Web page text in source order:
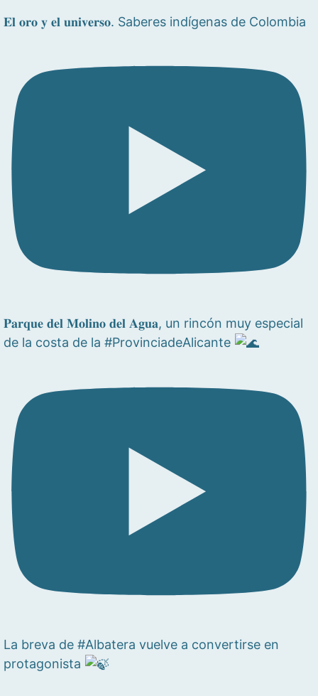
𝐄𝐥 𝐨𝐫𝐨 𝐲 𝐞𝐥 𝐮𝐧𝐢𝐯𝐞𝐫𝐬𝐨. Saberes indígenas de Colombia
𝐏𝐚𝐫𝐪𝐮𝐞 𝐝𝐞𝐥 𝐌𝐨𝐥𝐢𝐧𝐨 𝐝𝐞𝐥 𝐀𝐠𝐮𝐚, un rincón muy especial
de la costa de la #ProvinciadeAlicante
La breva de #Albatera vuelve a convertirse en
protagonista